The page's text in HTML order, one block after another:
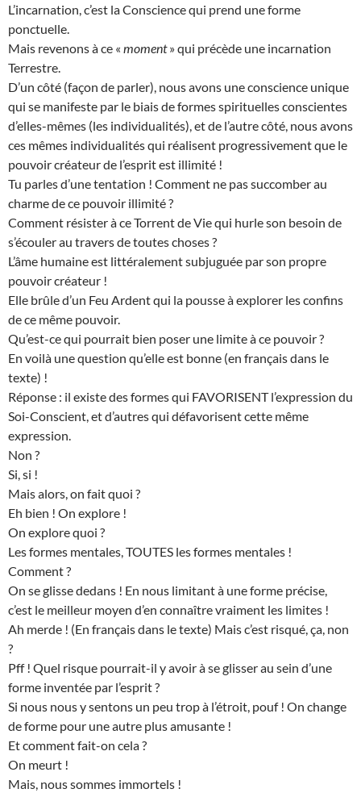
L’incarnation, c’est la Conscience qui prend une forme
ponctuelle.
Mais revenons à ce « moment» qui précède une incarnation
Terrestre.
D’un côté (façon de parler), nous avons une conscience unique
qui se manifeste par le biais de formes spirituelles conscientes
d’elles-mêmes (les individualités), et de l’autre côté, nous avons
ces mêmes individualités qui réalisent progressivement que le
pouvoir créateur de l’esprit est illimité !
Tu parles d’une tentation ! Comment ne pas succomber au
charme de ce pouvoir illimité ?
Comment résister à ce Torrent de Vie qui hurle son besoin de
s’écouler au travers de toutes choses ?
L’âme humaine est littéralement subjuguée par son propre
pouvoir créateur !
Elle brûle d’un Feu Ardent qui la pousse à explorer les confins
de ce même pouvoir.
Qu’est-ce qui pourrait bien poser une limite à ce pouvoir ?
En voilà une question qu’elle est bonne (en français dans le
texte) !
Réponse : il existe des formes qui FAVORISENT l’expression du
Soi-Conscient, et d’autres qui défavorisent cette même
expression.
Non ?
Si, si !
Mais alors, on fait quoi ?
Eh bien ! On explore !
On explore quoi ?
Les formes mentales, TOUTES les formes mentales !
Comment ?
On se glisse dedans ! En nous limitant à une forme précise,
c’est le meilleur moyen d’en connaître vraiment les limites !
Ah merde ! (En français dans le texte) Mais c’est risqué, ça, non
?
Pff ! Quel risque pourrait-il y avoir à se glisser au sein d’une
forme inventée par l’esprit ?
Si nous nous y sentons un peu trop à l’étroit, pouf ! On change
de forme pour une autre plus amusante !
Et comment fait-on cela ?
On meurt !
Mais, nous sommes immortels !